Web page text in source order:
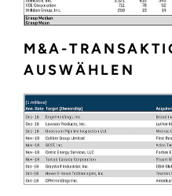
M&A-
AUSWÄHLEN